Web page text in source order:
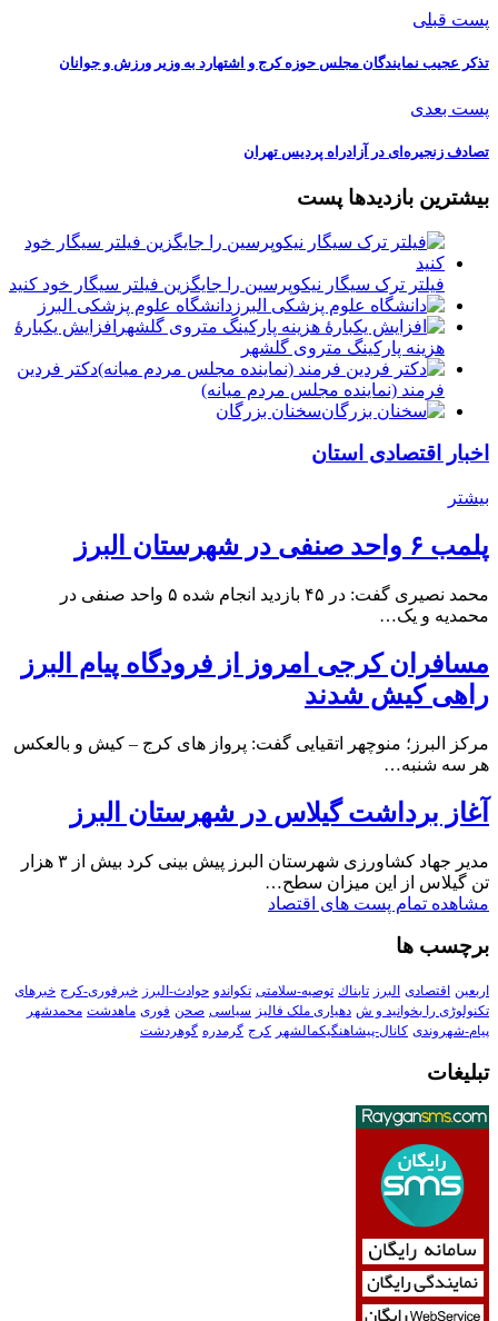
پست قبلی
️تذکر عجیب نمایندگان مجلس حوزه کرج و اشتهارد به وزیر ورزش و جوانان
پست بعدی
تصادف زنجیره‌ای در آزادراه پردیس تهران
بیشترین بازدیدها پست
فیلتر ترک سیگار نیکوپرسین را جایگزین فیلتر سیگار خود کنید
دانشگاه علوم پزشکی البرز
افزایش یکبارۀ
هزینه پارکینگ متروی گلشهر
دكتر فردين
فرمند (نماينده مجلس مردم میانه)
سخنان بزرگان
اخبار اقتصادی استان
بیشتر
پلمب ۶ واحد صنفی در شهرستان البرز
محمد نصیری گفت: در ۴۵ بازدید انجام شده ۵ واحد صنفی در
محمدیه و یک…
مسافران کرجی امروز از فرودگاه پیام البرز
راهی کیش شدند
مرکز البرز؛ منوچهر اتقیایی گفت: پرواز های کرج – کیش و بالعکس
هر سه شنبه…
آغاز برداشت گیلاس در شهرستان البرز
مدیر جهاد کشاورزی شهرستان البرز پیش بینی کرد بیش از ۳ هزار
تن گیلاس از این میزان سطح…
مشاهده تمام پست های اقتصاد
برچسب ها
اربعین اقتصادی البرز تابناك توصیه-سلامتی تکواندو حوادث-البرز خبرفوری-کرج خبرهای
تکنولوڑی را بخوانید و ش دهیاری ملک فالیز سیاسی صحن فوری ماهدشت محمدشهر
پیام-شهروندی کانال-پیشاهنگیکمالشهر کرج گرمدره گوهردشت
تبلیغات